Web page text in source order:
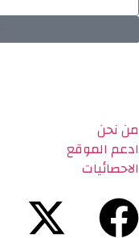
من نحن
ادعم الموقع
الاحصائيات